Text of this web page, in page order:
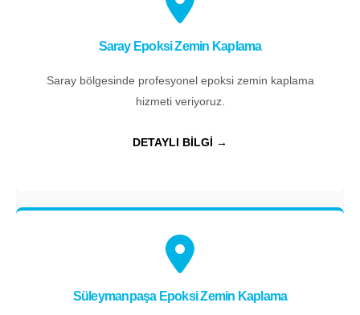
Saray Epoksi Zemin Kaplama
Saray bölgesinde profesyonel epoksi zemin kaplama
hizmeti veriyoruz.
DETAYLI BİLGİ →
Süleymanpaşa Epoksi Zemin Kaplama